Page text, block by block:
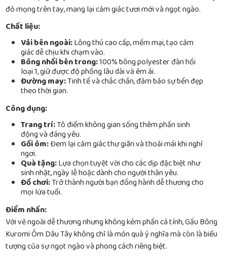
đỏ mọng trên tay, mang lại cảm giác tươi mới và ngọt ngào.
Chất liệu:
Vải bên ngoài:Lông thú cao cấp, mềm mại, tạo cảm
giác dễ chịu khi chạm vào.
Bông nhồi bên trong:100% bông polyester đàn hồi
loại 1, giữ được độ phồng lâu dài và êm ái.
Đường may:Tinh tế và chắc chắn, đảm bảo sự bền đẹp
theo thời gian.
Công dụng:
Trang trí:Tô điểm không gian sống thêm phần sinh
động và đáng yêu.
Gối ôm:Đem lại cảm giác thư giãn và thoải mái khi nghỉ
ngơi.
Quà tặng:Lựa chọn tuyệt vời cho các dịp đặc biệt như
sinh nhật, ngày lễ hoặc dành cho người thân yêu.
Đồ chơi:Trở thành người bạn đồng hành dễ thương cho
mọi lứa tuổi.
Điểm nhấn:
Với vẻ ngoài dễ thương nhưng không kém phần cá tính, Gấu Bông
Kuromi Ôm Dâu Tây không chỉ là món quà ý nghĩa mà còn là biểu
tượng của sự ngọt ngào và phong cách riêng biệt.